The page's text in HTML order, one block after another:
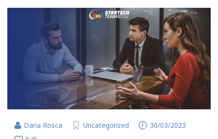
Daria Rosca Uncategorized
30/03/2023